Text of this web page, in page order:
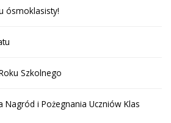
ósmoklasisty!
Szkolnego
Nagród i Pożegnania Uczniów Klas